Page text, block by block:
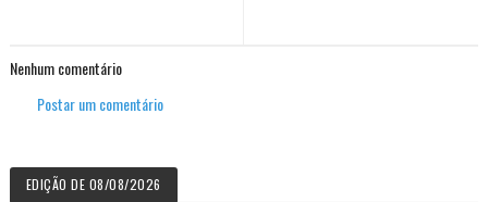
Nenhum comentário
Postar um comentário
EDIÇÃO DE 08/08/2026